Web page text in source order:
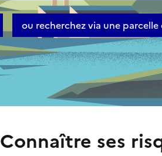
ou recherchez via une parcelle
Connaître ses